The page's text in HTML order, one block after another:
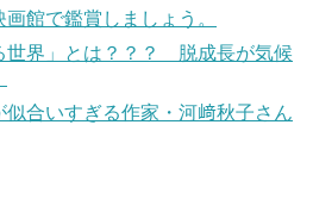
館で鑑賞しましょう。
世界」とは？？？ 脱成長が気候
合いすぎる作家・河﨑秋子さん